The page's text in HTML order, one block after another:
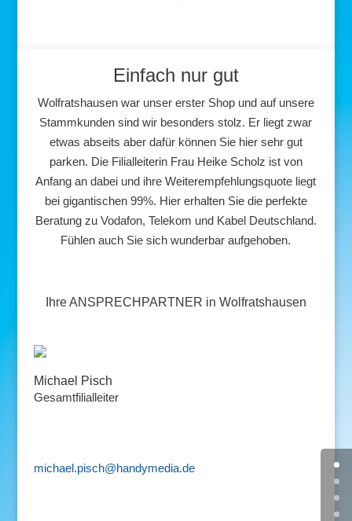
Einfach nur gut
Wolfratshausen war unser erster Shop und auf unsere
Stammkunden sind wir besonders stolz. Er liegt zwar
etwas abseits aber dafür können Sie hier sehr gut
parken. Die Filialleiterin Frau Heike Scholz ist von
Anfang an dabei und ihre Weiterempfehlungsquote liegt
bei gigantischen 99%. Hier erhalten Sie die perfekte
Beratung zu Vodafon, Telekom und Kabel Deutschland.
Fühlen auch Sie sich wunderbar aufgehoben.
Ihre ANSPRECHPARTNER in Wolfratshausen
Michael Pisch
Gesamtfilialleiter
michael.pisch@handymedia.de